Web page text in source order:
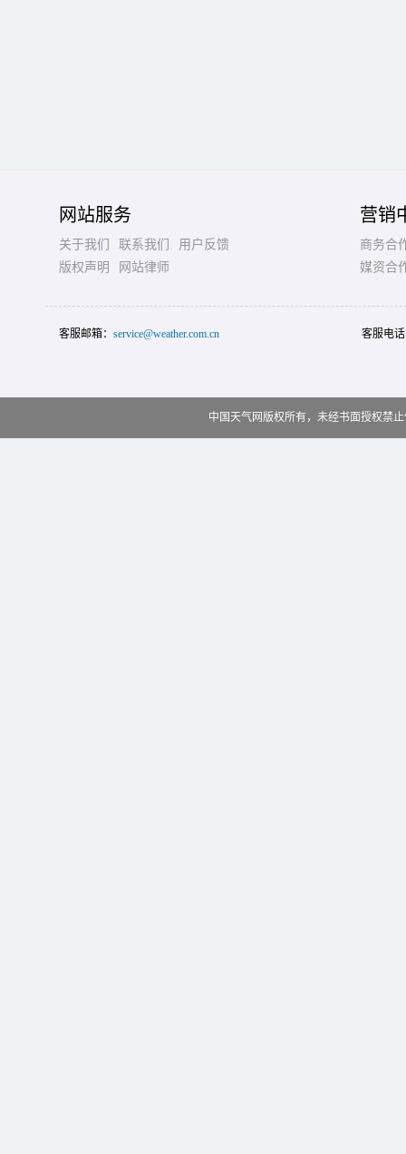
网站服务
关于我们 联系我们
用户反馈
版权声明
网站律师
营销
商务合
媒资合
客服邮箱： service@weather.com.cn 客服电
中国天气网版权所有，未经书面授权